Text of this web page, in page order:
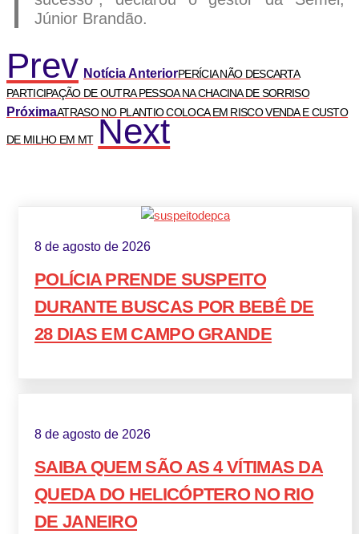
Júnior Brandão.
Prev Notícia AnteriorPERÍCIA NÃO DESCARTA
PARTICIPAÇÃO DE OUTRA PESSOA NA CHACINA DE SORRISO
PróximaATRASO NO PLANTIO COLOCA EM RISCO VENDA E CUSTO
DE MILHO EM MT Next
8 de agosto de 2026
POLÍCIA PRENDE SUSPEITO
DURANTE BUSCAS POR BEBÊ DE
28 DIAS EM CAMPO GRANDE
8 de agosto de 2026
SAIBA QUEM SÃO AS 4 VÍTIMAS DA
QUEDA DO HELICÓPTERO NO RIO
DE JANEIRO